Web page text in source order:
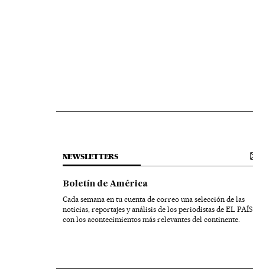
NEWSLETTERS
Boletín de América
Cada semana en tu cuenta de correo una selección de las
noticias, reportajes y análisis de los periodistas de EL PAÍS
con los acontecimientos más relevantes del continente.